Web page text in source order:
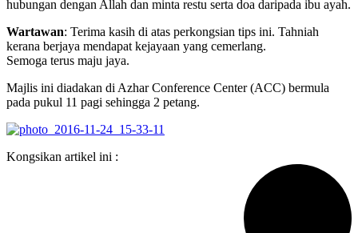
hubungan dengan Allah dan minta restu serta doa daripada ibu ayah.
Wartawan: Terima kasih di atas perkongsian tips ini. Tahniah
kerana berjaya mendapat kejayaan yang cemerlang.
Semoga terus maju jaya.
Majlis ini diadakan di Azhar Conference Center (ACC) bermula
pada pukul 11 pagi sehingga 2 petang.
Kongsikan artikel ini :